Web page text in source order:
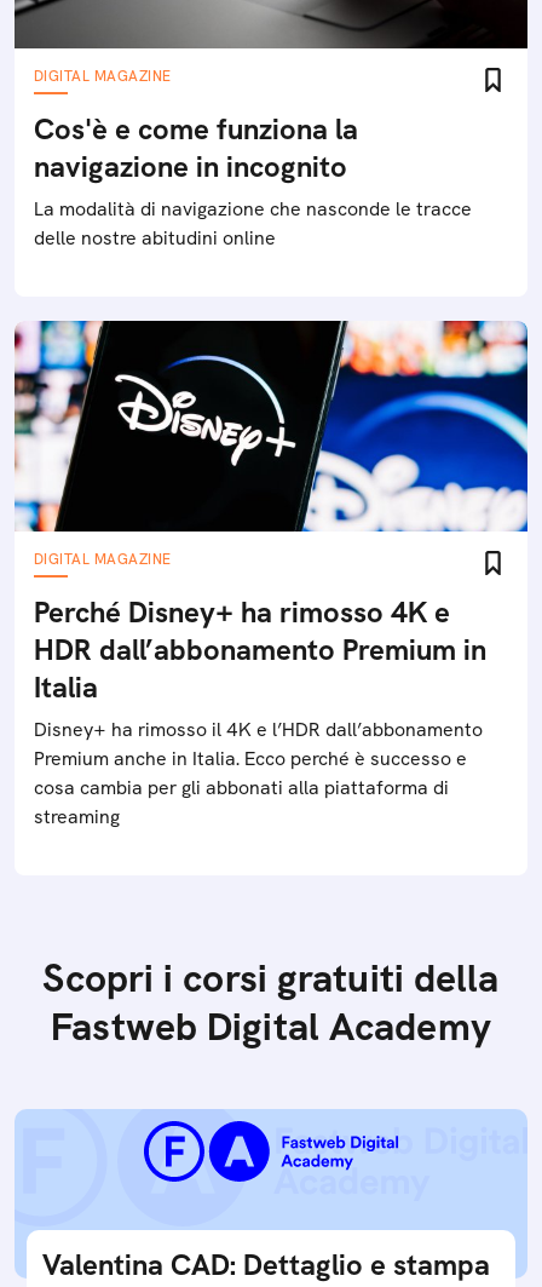
DIGITAL MAGAZINE
Cos'è e come funziona la
navigazione in incognito
La modalità di navigazione che nasconde le tracce
delle nostre abitudini online
DIGITAL MAGAZINE
Perché Disney+ ha rimosso 4K e
HDR dall’abbonamento Premium in
Italia
Disney+ ha rimosso il 4K e l’HDR dall’abbonamento
Premium anche in Italia. Ecco perché è successo e
cosa cambia per gli abbonati alla piattaforma di
streaming
Scopri i corsi gratuiti della
Fastweb Digital Academy
Valentina CAD: Dettaglio e stampa